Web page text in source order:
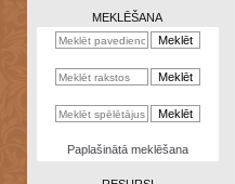
kalkulators
Nomētātās
MEKLĒŠANA
Paplašinātā meklēšana